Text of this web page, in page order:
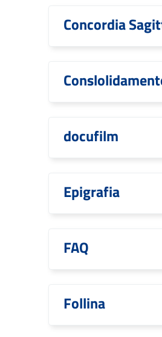
Concordia
docufilm
Epigrafia
FAQ
Follina